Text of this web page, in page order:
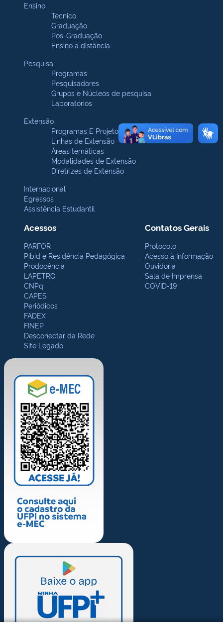
Ensino
Técnico
Graduação
Pós-Graduação
Ensino a distância
Pesquisa
Programas
Pesquisadores
Grupos e Núcleos de pesquisa
Laboratórios
Extensão
Programas E Projetos
Linhas de Extensão
Áreas temáticas
Modalidades de Extensão
Diretrizes de Extensão
Internacional
Egressos
Assistência Estudantil
Acessos
PARFOR
Pibid e Residência Pedagógica
Prodocência
LAPETRO
CNPq
CAPES
Periódicos
FADEX
FINEP
Desconectar da Rede
Site Legado
Contatos Gerais
Protocolo
Acesso à Informação
Ouvidoria
Sala de Imprensa
COVID-19